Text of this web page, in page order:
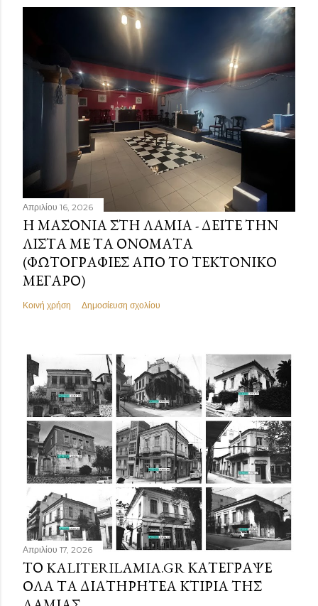
Απριλίου 16, 2026
Η ΜΑΣΟΝΊΑ ΣΤΗ ΛΑΜΊΑ - ΔΕΊΤΕ ΤΗΝ
ΛΊΣΤΑ ΜΕ ΤΑ ΟΝΌΜΑΤΑ
(ΦΩΤΟΓΡΑΦΊΕΣ ΑΠΌ ΤΟ ΤΕΚΤΟΝΙΚΌ
ΜΈΓΑΡΟ)
Κοινή χρήση Δημοσίευση σχολίου
Απριλίου 17, 2026
ΤΟ KALITERILAMIA.GR ΚΑΤΈΓΡΑΨΕ
ΌΛΑ ΤΑ ΔΙΑΤΗΡΗΤΈΑ ΚΤΊΡΙΑ ΤΗΣ